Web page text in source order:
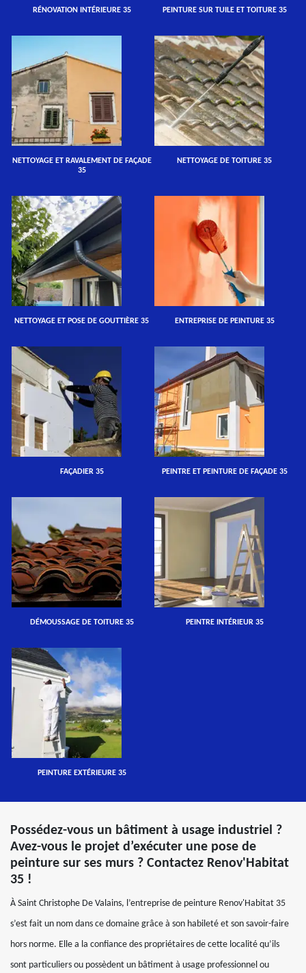
RÉNOVATION INTÉRIEURE 35 PEINTURE SUR TUILE ET TOITURE 35
NETTOYAGE ET RAVALEMENT DE FAÇADE
35
NETTOYAGE DE TOITURE 35
NETTOYAGE ET POSE DE GOUTTIÈRE 35 ENTREPRISE DE PEINTURE 35
FAÇADIER 35 PEINTRE ET PEINTURE DE FAÇADE 35
DÉMOUSSAGE DE TOITURE 35 PEINTRE INTÉRIEUR 35
PEINTURE EXTÉRIEURE 35
Possédez-vous un bâtiment à usage industriel ?
Avez-vous le projet d’exécuter une pose de
peinture sur ses murs ? Contactez Renov'Habitat
35 !
À Saint Christophe De Valains, l’entreprise de peinture Renov'Habitat 35
s’est fait un nom dans ce domaine grâce à son habileté et son savoir-faire
hors norme. Elle a la confiance des propriétaires de cette localité qu’ils
sont particuliers ou possèdent un bâtiment à usage professionnel ou